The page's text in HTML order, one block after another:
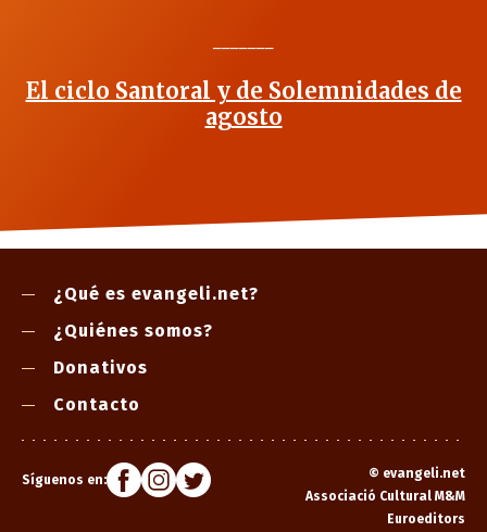
El ciclo Santoral y de Solemnidades de
agosto
¿Qué es evangeli.net?
¿Quiénes somos?
Donativos
Contacto
Síguenos en: © evangeli.net
Associació Cultural M&M
Euroeditors